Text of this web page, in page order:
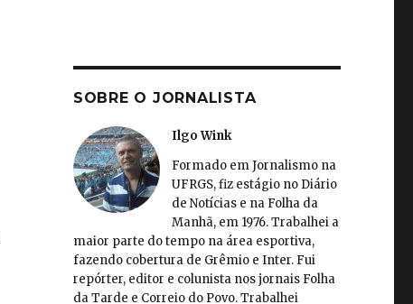
SOBRE O JORNALISTA
Ilgo Wink
Formado em Jornalismo na
UFRGS, fiz estágio no Diário
de Notícias e na Folha da
Manhã, em 1976. Trabalhei a
maior parte do tempo na área esportiva,
fazendo cobertura de Grêmio e Inter. Fui
repórter, editor e colunista nos jornais Folha
da Tarde e Correio do Povo. Trabalhei